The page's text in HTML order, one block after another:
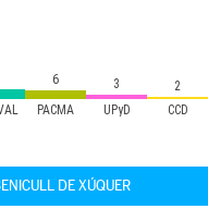
PACMA UPyD CCD
6 3 2
DE XÚQUER